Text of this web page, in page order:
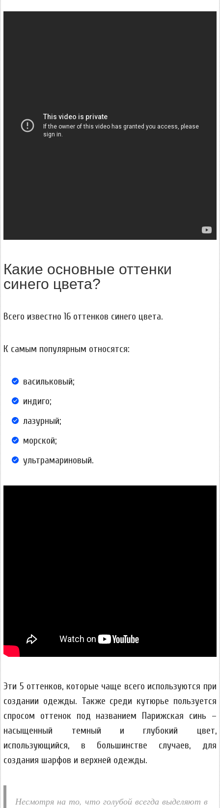
Какие основные оттенки
синего цвета?
Всего известно 16 оттенков синего цвета.
К самым популярным относятся:
васильковый;
индиго;
лазурный;
морской;
ультрамариновый.
Эти 5 оттенков, которые чаще всего используются при
создании одежды. Также среди кутюрье пользуется
спросом оттенок под названием Парижская синь –
насыщенный темный и глубокий цвет,
использующийся, в большинстве случаев, для
создания шарфов и верхней одежды.
Несмотря на то, что голубой всегда выделяют в